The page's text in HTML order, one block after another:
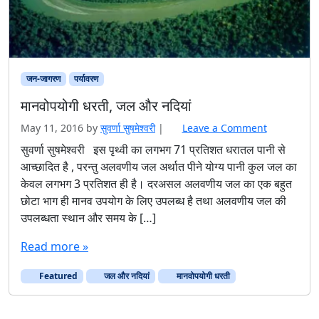
जन-जागरण पर्यावरण
मानवोपयोगी धरती, जल और नदियां
May 11, 2016 by सुवर्णा सुषमेश्वरी | Leave a Comment
सुवर्णा सुषमेश्वरी इस पृथ्वी का लगभग 71 प्रतिशत धरातल पानी से
आच्छादित है , परन्तु अलवणीय जल अर्थात पीने योग्य पानी कुल जल का
केवल लगभग 3 प्रतिशत ही है। दरअसल अलवणीय जल का एक बहुत
छोटा भाग ही मानव उपयोग के लिए उपलब्ध है तथा अलवणीय जल की
उपलब्धता स्थान और समय के […]
Read more »
Featured जल और नदियां मानवोपयोगी धरती